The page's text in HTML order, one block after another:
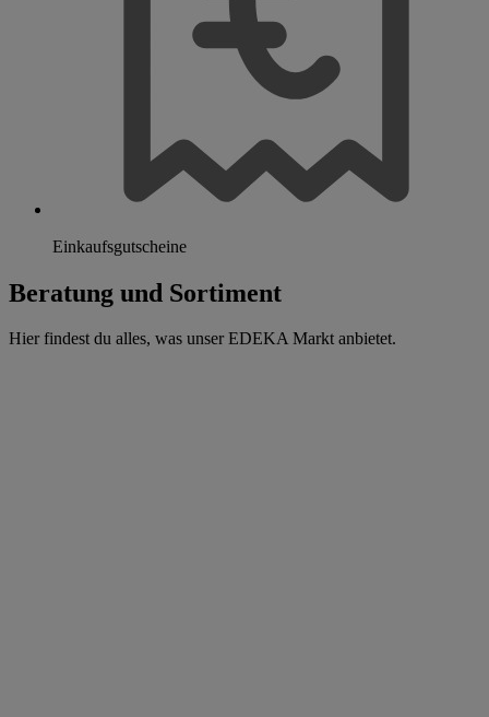
Einkaufsgutscheine
Beratung und Sortiment
Hier findest du alles, was unser EDEKA Markt anbietet.